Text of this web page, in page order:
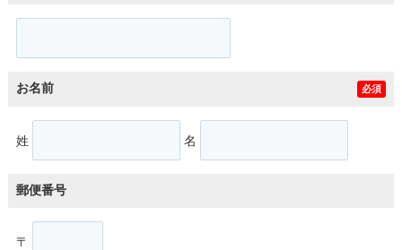
お名前 必須
姓 名
郵便番号
〒